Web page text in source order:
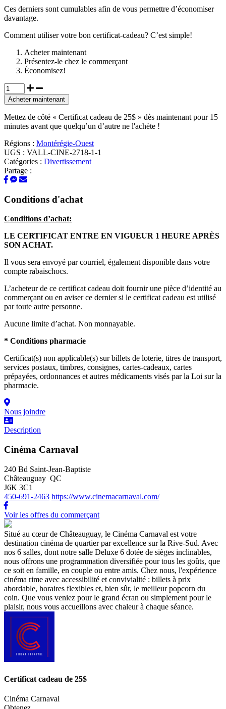
Ces derniers sont cumulables afin de vous permettre d’économiser
davantage.
Comment utiliser votre bon certificat-cadeau? C’est simple!
Acheter maintenant
Présentez-le chez le commerçant
Économisez!
Acheter maintenant
Mettez de côté « Certificat cadeau de 25$ » dès maintenant pour 15
minutes avant que quelqu’un d’autre ne l'achète !
Régions : Montérégie-Ouest
UGS : VALL-CINE-2718-1-1
Catégories : Divertissement
Partage :
Conditions d'achat
Conditions d’achat:
LE CERTIFICAT ENTRE EN VIGUEUR 1 HEURE APRÈS
SON ACHAT.
Il vous sera envoyé par courriel, également disponible dans votre
compte rabaischocs.
L’acheteur de ce certificat cadeau doit fournir une pièce d’identité au
commerçant ou en aviser ce dernier si le certificat cadeau est utilisé
par toute autre personne.
Aucune limite d’achat. Non monnayable.
* Conditions pharmacie
Certificat(s) non applicable(s) sur billets de loterie, titres de transport,
services postaux, timbres, consignes, cartes-cadeaux, cartes
prépayées, ordonnances et autres médicaments visés par la Loi sur la
pharmacie.
Nous joindre
Description
Cinéma Carnaval
240 Bd Saint-Jean-Baptiste
Châteauguay QC
J6K 3C1
450-691-2463 https://www.cinemacarnaval.com/
Voir les offres du commerçant
Situé au cœur de Châteauguay, le Cinéma Carnaval est votre
destination cinéma de quartier par excellence sur la Rive-Sud. Avec
nos 6 salles, dont notre salle Deluxe 6 dotée de sièges inclinables,
nous offrons une programmation diversifiée pour tous les goûts, que
ce soit en famille, en couple ou entre amis. Chez nous, l'expérience
cinéma rime avec accessibilité et convivialité : billets à prix
abordable, horaires flexibles et, bien sûr, le meilleur popcorn du
coin. Que vous veniez pour le grand écran ou simplement pour le
plaisir, nous vous accueillons avec chaleur à chaque séance.
Certificat cadeau de 25$
Cinéma Carnaval